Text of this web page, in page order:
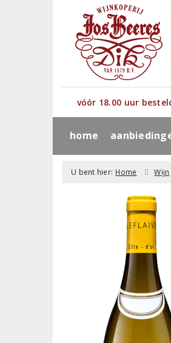
vóór 18.00 uur
home
U bent hier: Home Wijn